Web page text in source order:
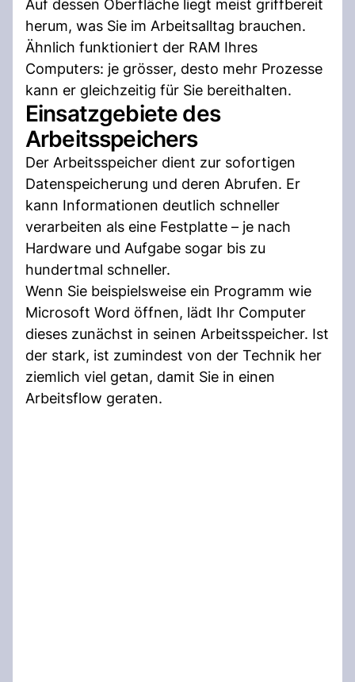
Auf dessen Oberfläche liegt meist griffbereit
herum, was Sie im Arbeitsalltag brauchen.
Ähnlich funktioniert der RAM Ihres
Computers: je grösser, desto mehr Prozesse
kann er gleichzeitig für Sie bereithalten.
Einsatzgebiete des
Arbeitsspeichers
Der Arbeitsspeicher dient zur sofortigen
Datenspeicherung und deren Abrufen. Er
kann Informationen deutlich schneller
verarbeiten als eine Festplatte – je nach
Hardware und Aufgabe sogar bis zu
hundertmal schneller.
Wenn Sie beispielsweise ein Programm wie
Microsoft Word öffnen, lädt Ihr Computer
dieses zunächst in seinen Arbeitsspeicher. Ist
der stark, ist zumindest von der Technik her
ziemlich viel getan, damit Sie in einen
Arbeitsflow geraten.